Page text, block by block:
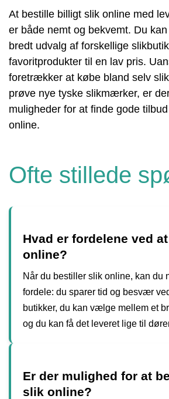
At bestille billigt slik online med
er både nemt og bekvemt. Du
bredt udvalg af forskellige
favoritprodukter til en lav pris.
foretrækker at købe bland selv
prøve nye tyske slikmærker, er
muligheder for at finde gode
online.
Ofte stillede
Hvad er fordelene ved
online?
Når du bestiller slik online, kan du
fordele: du sparer tid og besvær
butikker, du kan vælge mellem et
og du kan få det leveret lige til
Er der mulighed for at
slik online?